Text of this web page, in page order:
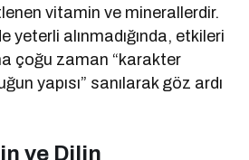
vitamin ve minerallerdir.
yeterli alınmadığında, etkileri
çoğu zaman “karakter
yapısı” sanılarak göz ardı
ve Dilin